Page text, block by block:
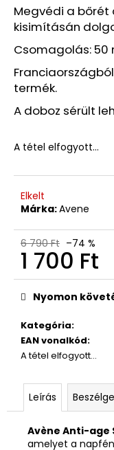
Megvédi a bőrét
kisimításán
Csomagolás: 50
termék.
A doboz sérült
A tétel elfogyott…
Elkelt
Márka:Avene
6 790 Ft –74 %
1 700 Ft
Egységár:
Kategória:
EAN vonalkód:
A tétel elfogyott…
Nyomon
Leírás
Avène Anti-age
amelyet a
40
ML,
EXP
07/26
740
Ft
Korábbi:
6